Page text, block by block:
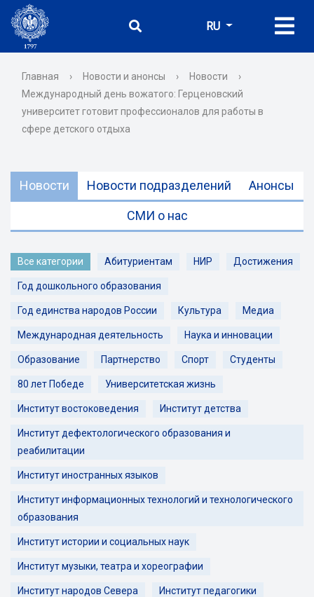
RU
Главная › Новости и анонсы › Новости
›
Международный день вожатого: Герценовский
университет готовит профессионалов для работы в
сфере детского отдыха
Новости Новости подразделений Анонсы
СМИ о нас
Все категории Абитуриентам НИР Достижения
Год дошкольного образования
Год единства народов России Культура Медиа
Международная деятельность Наука и инновации
Образование Партнерство Спорт Студенты
80 лет Победе Университетская жизнь
Институт востоковедения Институт детства
Институт дефектологического образования и
реабилитации
Институт иностранных языков
Институт информационных технологий и технологического
образования
Институт истории и социальных наук
Институт музыки, театра и хореографии
Институт народов Севера Институт педагогики